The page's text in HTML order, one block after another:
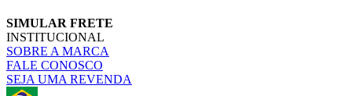
SIMULAR FRETE
INSTITUCIONAL
SOBRE A MARCA
FALE CONOSCO
SEJA UMA REVENDA